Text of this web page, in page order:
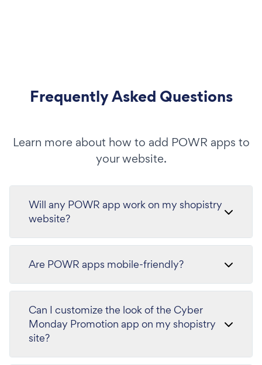
Frequently Asked Questions
Learn more about how to add POWR apps to
your website.
Will any POWR app work on my shopistry
website?
Are POWR apps mobile-friendly?
Can I customize the look of the Cyber
Monday Promotion app on my shopistry
site?